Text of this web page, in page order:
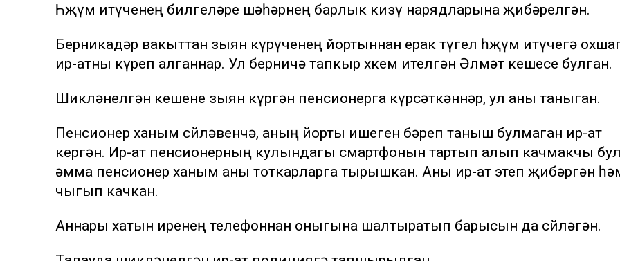
Һөҗүм итүченең билгеләре шәһәрнең барлык кизү нарядларына җибәрелгән.
Берникадәр вакыттан зыян күрүченең йортыннан ерак түгел һөҗүм итүчегә
ир-атны күреп алганнар. Ул берничә тапкыр хөкем ителгән Әлмәт кешесе булган.
Шикләнелгән кешене зыян күргән пенсионерга күрсәткәннәр, ул аны таныган.
Пенсионер ханым сөйләвенчә, аның йорты ишеген бәреп таныш булмаган ир-ат
кергән. Ир-ат пенсионерның кулындагы смартфонын тартып алып качмакчы
әмма пенсионер ханым аны тоткарларга тырышкан. Аны ир-ат этеп җибәргән
чыгып качкан.
Аннары хатын иренең телефоннан оныгына шалтыратып барысын да сөйләгән.